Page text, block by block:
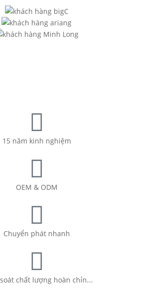
15 năm kinh nghiệm
OEM & ODM
Chuyển phát nhanh
chất lượng hoàn chỉn...